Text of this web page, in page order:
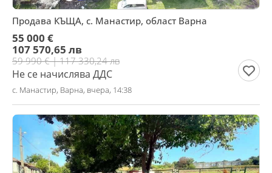
Продава КЪЩА, с. Манастир, област Варна
55 000 €
107 570,65 лв
59 990 € | 117 330,24 лв
Не се начислява ДДС
с. Манастир, Варна, вчера, 14:38